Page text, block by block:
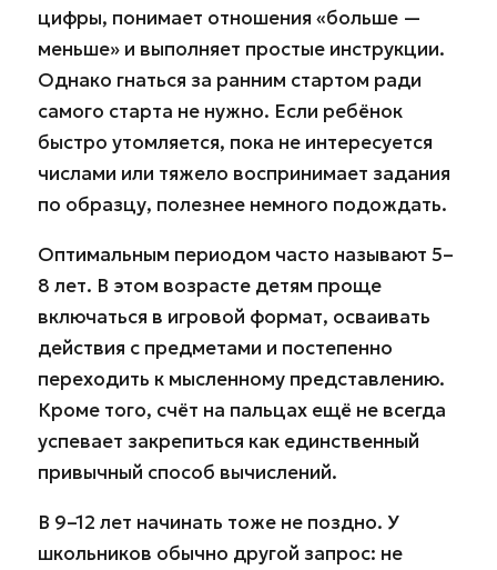
цифры, понимает отношения «больше —
меньше» и выполняет простые инструкции.
Однако гнаться за ранним стартом ради
самого старта не нужно. Если ребёнок
быстро утомляется, пока не интересуется
числами или тяжело воспринимает задания
по образцу, полезнее немного подождать.
Оптимальным периодом часто называют 5–
8 лет. В этом возрасте детям проще
включаться в игровой формат, осваивать
действия с предметами и постепенно
переходить к мысленному представлению.
Кроме того, счёт на пальцах ещё не всегда
успевает закрепиться как единственный
привычный способ вычислений.
В 9–12 лет начинать тоже не поздно. У
школьников обычно другой запрос: не